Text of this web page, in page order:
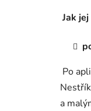
Jak
Po
a